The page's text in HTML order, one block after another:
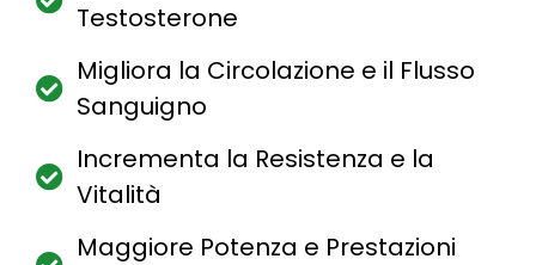
Testosterone
Migliora la Circolazione e il Flusso
Sanguigno
Incrementa la Resistenza e la
Vitalità
Maggiore Potenza e Prestazioni